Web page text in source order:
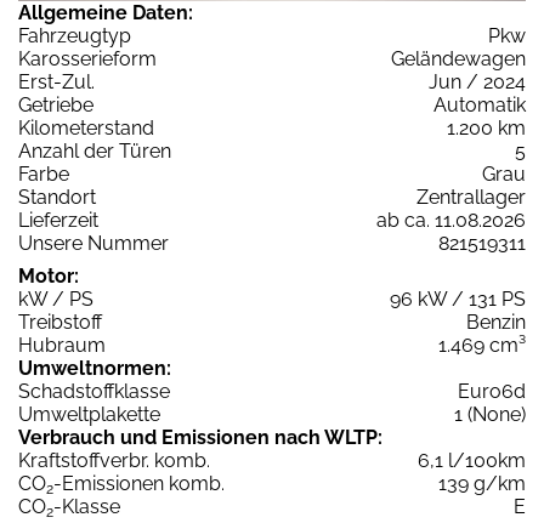
Allgemeine Daten:
Fahrzeugtyp
Pkw
Karosserieform
Geländewagen
Erst-Zul.
Jun / 2024
Getriebe
Automatik
Kilometerstand
1.200 km
Anzahl der Türen
5
Farbe
Grau
Standort
Zentrallager
Lieferzeit
ab ca. 11.08.2026
Unsere Nummer
821519311
Motor:
kW / PS
96 kW / 131 PS
Treibstoff
Benzin
Hubraum
1.469 cm³
Umweltnormen:
Schadstoffklasse
Euro6d
Umweltplakette
1 (None)
Verbrauch und Emissionen nach WLTP:
Kraftstoffverbr. komb.
6,1 l/100km
CO2-Emissionen komb.
139 g/km
CO2-Klasse
E